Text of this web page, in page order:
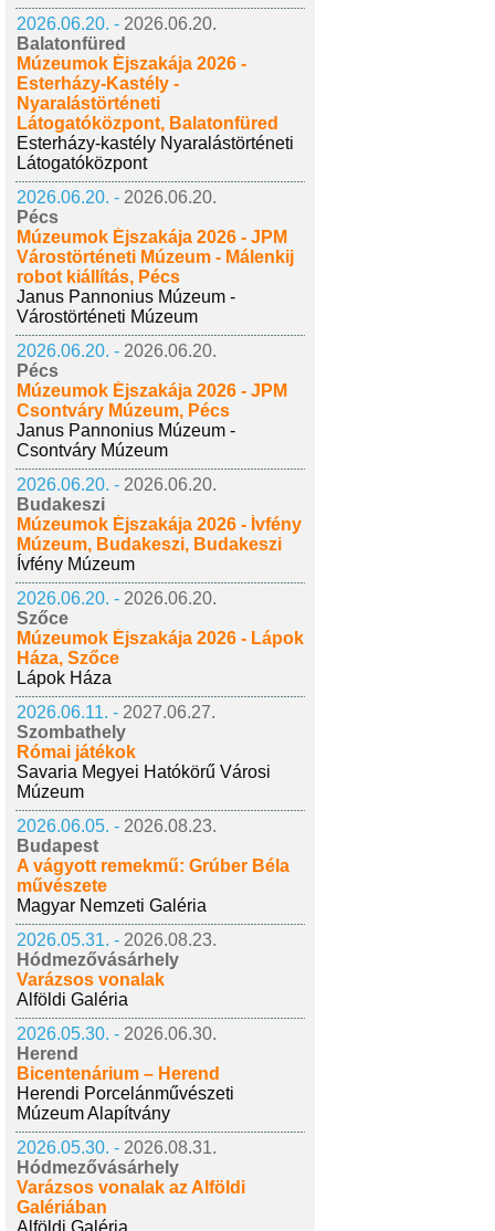
2026.06.20. - 2026.06.20.
Balatonfüred
Múzeumok Éjszakája 2026 -
Esterházy-Kastély -
Nyaralástörténeti
Látogatóközpont, Balatonfüred
Esterházy-kastély Nyaralástörténeti
Látogatóközpont
2026.06.20. - 2026.06.20.
Pécs
Múzeumok Éjszakája 2026 - JPM
Várostörténeti Múzeum - Málenkij
robot kiállítás, Pécs
Janus Pannonius Múzeum -
Várostörténeti Múzeum
2026.06.20. - 2026.06.20.
Pécs
Múzeumok Éjszakája 2026 - JPM
Csontváry Múzeum, Pécs
Janus Pannonius Múzeum -
Csontváry Múzeum
2026.06.20. - 2026.06.20.
Budakeszi
Múzeumok Éjszakája 2026 - Ívfény
Múzeum, Budakeszi, Budakeszi
Ívfény Múzeum
2026.06.20. - 2026.06.20.
Szőce
Múzeumok Éjszakája 2026 - Lápok
Háza, Szőce
Lápok Háza
2026.06.11. - 2027.06.27.
Szombathely
Római játékok
Savaria Megyei Hatókörű Városi
Múzeum
2026.06.05. - 2026.08.23.
Budapest
A vágyott remekmű: Grúber Béla
művészete
Magyar Nemzeti Galéria
2026.05.31. - 2026.08.23.
Hódmezővásárhely
Varázsos vonalak
Alföldi Galéria
2026.05.30. - 2026.06.30.
Herend
Bicentenárium – Herend
Herendi Porcelánművészeti
Múzeum Alapítvány
2026.05.30. - 2026.08.31.
Hódmezővásárhely
Varázsos vonalak az Alföldi
Galériában
Alföldi Galéria